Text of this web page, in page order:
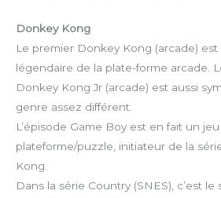
Donkey Kong
Le premier Donkey Kong (arcade)
légendaire de la plate-forme arcade.
Donkey Kong Jr (arcade) est aussi
genre assez différent.
L’épisode Game Boy est en fait un
plateforme/puzzle, initiateur de la
Kong.
Dans la série Country (SNES), c’est